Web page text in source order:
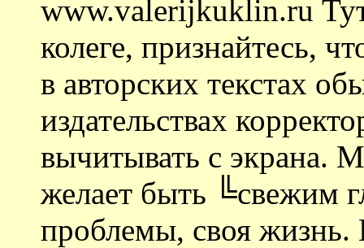
www.valerijkuklin.ru
колеге, признайтесь,
в авторских текстах
издательствах
вычитывать с экрана.
желает быть ╚свежим
проблемы, своя жизнь.